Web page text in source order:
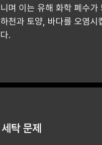
니며 이는 유해 화학 폐수가
하천과 토양, 바다를 오염시
다.
세탁 문제